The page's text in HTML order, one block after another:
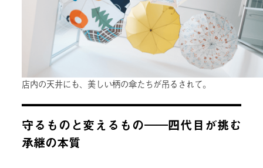
店内の天井にも、美しい柄の傘たちが吊るされて。
守るものと変えるもの――四代目が挑む
承継の本質